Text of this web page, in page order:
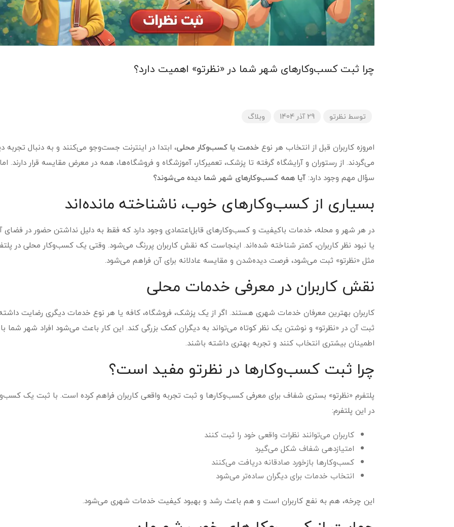
چرا ثبت کسب‌وکارهای شهر شما در «نظرتو» اهمیت دارد؟
توسط نظرتو 29 آذر 1404 وبلاگ
امروزه کاربران قبل از انتخاب هر نوعخدمت یا کسب‌وکار محلی، ابتدا در اینترنت جست‌وجو می‌کنند و به دنبال تجربه
می‌گردند. از رستوران و آرایشگاه گرفته تا پزشک، تعمیرکار، آموزشگاه و فروشگاه‌ها، همه در معرض مقایسه قرار دارند.
سؤال مهم وجود دارد: آیا همه کسب‌وکارهای شهر شما دیده می‌شوند؟
بسیاری از کسب‌وکارهای خوب، ناشناخته مانده‌اند
در هر شهر و محله، خدمات باکیفیت و کسب‌وکارهای قابل‌اعتمادی وجود دارد که فقط به دلیل نداشتن حضور در فضای
یا نبود نظر کاربران، کمتر شناخته شده‌اند. اینجاست که نقش کاربران پررنگ می‌شود. وقتی یک کسب‌وکار محلی در
مثل «نظرتو» ثبت می‌شود، فرصت دیده‌شدن و مقایسه عادلانه برای آن فراهم می‌شود.
نقش کاربران در معرفی خدمات محلی
کاربران بهترین معرفان خدمات شهری هستند. اگر از یک پزشک، فروشگاه، کافه یا هر نوع خدمات دیگری رضایت
ثبت آن در «نظرتو» و نوشتن یک نظر کوتاه می‌تواند به دیگران کمک بزرگی کند. این کار باعث می‌شود افراد شهر شما با
اطمینان بیشتری انتخاب کنند و تجربه بهتری داشته باشند.
چرا ثبت کسب‌وکارها در نظرتو مفید است؟
پلتفرم «نظرتو» بستری شفاف برای معرفی کسب‌وکارها و ثبت تجربه واقعی کاربران فراهم کرده است. با ثبت یک
در این پلتفرم:
کاربران می‌توانند نظرات واقعی خود را ثبت کنند
امتیازدهی شفاف شکل می‌گیرد
کسب‌وکارها بازخورد صادقانه دریافت می‌کنند
انتخاب خدمات برای دیگران ساده‌تر می‌شود
این چرخه، هم به نفع کاربران است و هم باعث رشد و بهبود کیفیت خدمات شهری می‌شود.